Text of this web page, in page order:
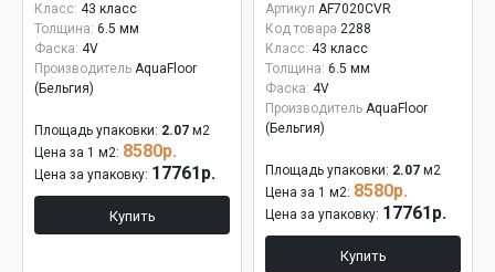
Класс: 43 класс
Толщина: 6.5 мм
Фаска: 4V
Производитель AquaFloor
(Бельгия)
Площадь упаковки: 2.07 м2
Цена за 1 м2: 8580р.
Цена за упаковку: 17761р.
Купить
Артикул AF7020CVR
Код товара 2288
Класс: 43 класс
Толщина: 6.5 мм
Фаска: 4V
Производитель AquaFloor
(Бельгия)
Площадь упаковки: 2.07 м2
Цена за 1 м2: 8580р.
Цена за упаковку: 17761р.
Купить